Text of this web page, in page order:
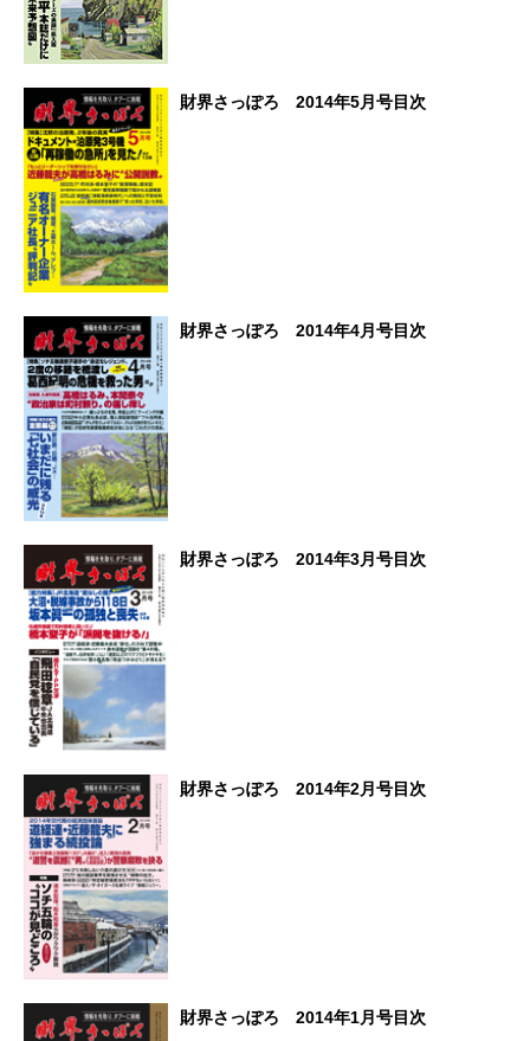
財界さっぽろ 2014年5月号目次
財界さっぽろ 2014年4月号目次
財界さっぽろ 2014年3月号目次
財界さっぽろ 2014年2月号目次
財界さっぽろ 2014年1月号目次